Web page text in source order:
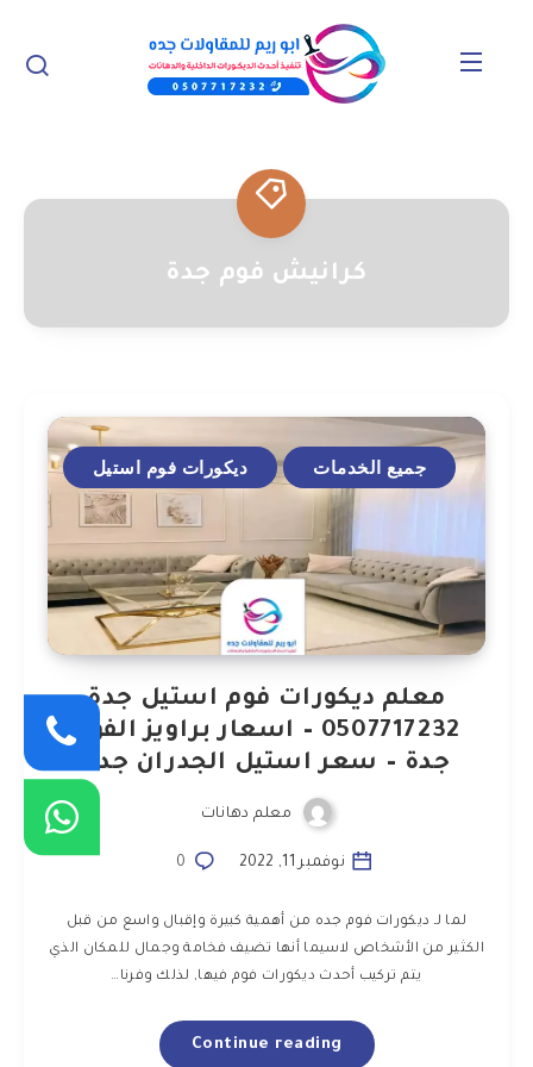
كرانيش فوم جدة
جميع الخدمات ديكورات فوم استيل
معلم ديكورات فوم استيل جدة
0507717232 – اسعار براويز الفوم
جدة – سعر استيل الجدران جدة
معلم دهانات
نوفمبر 11, 2022 0
لما لـ ديكورات فوم جده من أهمية كبيرة وإقبال واسع من قبل
الكثير من الأشخاص لاسيما أنها تضيف فخامة وجمال للمكان الذي
يتم تركيب أحدث ديكورات فوم فيها, لذلك وفرنا…
Continue reading